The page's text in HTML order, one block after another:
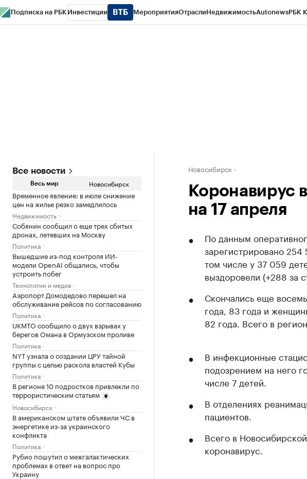
Подписка на РБК Инвестиции МероприятияОтраслиНедвижимостьAutonewsРБК
Все новости
Весь мир Новосибирск
Временное явление: в июле снижение
цен на жилье резко замедлилось
Недвижимость
Собянин сообщил о еще трех сбитых
дронах, летевших на Москву
Политика
Вышедшие из-под контроля ИИ-
модели OpenAI общались, чтобы
устроить побег
Технологии и медиа
Аэропорт Домодедово перешел на
обслуживание рейсов по согласованию
Политика
UKMTO сообщило о двух взрывах у
берегов Омана в Ормузском проливе
Политика
NYT узнала о создании ЦРУ тайной
группы с целью раскола властей Кубы
Политика
В регионе 10 подростков привлекли по
террористическим статьям
Новосибирск
В американском штате объявили ЧС в
энергетике из-за украинского
конфликта
Политика
Рубио пошутил о межгалактических
проблемах в ответ на вопрос про
Украину
Новосибирск
Коронавирус
на 17 апреля
По данным
зарегистрировано 254
том числе у 37 059
выздоровели (+288 за
Скончались еще
года, 83 года и
82 года. Всего в
В инфекционные
подозрением на него
числе 7 детей.
В отделениях
пациентов.
Всего в
коронавирус.